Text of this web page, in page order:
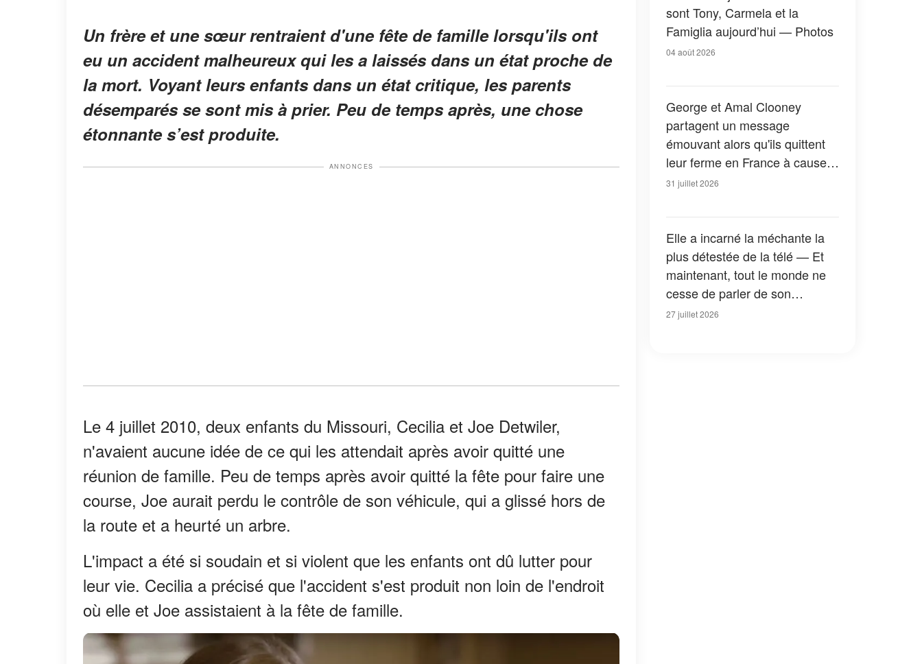
Un frère et une sœur rentraient d'une fête de famille lorsqu'ils ont
eu un accident malheureux qui les a laissés dans un état proche de
la mort. Voyant leurs enfants dans un état critique, les parents
désemparés se sont mis à prier. Peu de temps après, une chose
étonnante s’est produite.
ANNONCES
Le 4 juillet 2010, deux enfants du Missouri, Cecilia et Joe Detwiler,
n'avaient aucune idée de ce qui les attendait après avoir quitté une
réunion de famille. Peu de temps après avoir quitté la fête pour faire une
course, Joe aurait perdu le contrôle de son véhicule, qui a glissé hors de
la route et a heurté un arbre.
L'impact a été si soudain et si violent que les enfants ont dû lutter pour
leur vie. Cecilia a précisé que l'accident s'est produit non loin de l'endroit
où elle et Joe assistaient à la fête de famille.
sont Tony, Carmela et la
Famiglia aujourd’hui — Photos
04 août 2026
George et Amal Clooney
partagent un message
émouvant alors qu'ils quittent
leur ferme en France à cause
des feux de forêt — Tous les
31 juillet 2026
Elle a incarné la méchante la
plus détestée de la télé — Et
maintenant, tout le monde ne
cesse de parler de son
apparition dans la nouvelle
27 juillet 2026